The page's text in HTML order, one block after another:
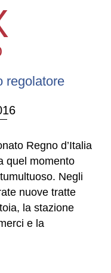
regolatore
Regno d’Italia
quel momento
Negli
nuove tratte
la stazione
e la